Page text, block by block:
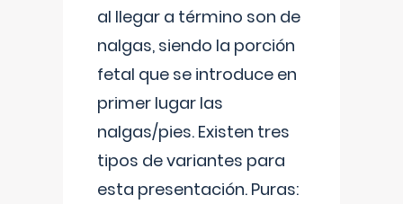
al llegar a término son de
nalgas, siendo la porción
fetal que se introduce en
primer lugar las
nalgas/pies. Existen tres
tipos de variantes para
esta presentación. Puras: